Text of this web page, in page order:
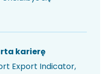
karierę
Export Indicator,